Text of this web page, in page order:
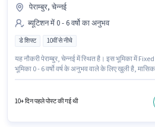
पेराम्बुर, चेन्नई
ब्यूटिशन में 0 - 6 वर्षो का अनुभव
डे शिफ्ट 10वीं से नीचे
यह नौकरी पेराम्बुर, चेन्नई में स्थित है। इस भूमिका में
भूमिका 0 - 6 वर्षो वर्ष के अनुभव वाले के लिए खुली है,
इस भूमिका के लिए उपयुक्त हैं।
10+ दिन पहले पोस्ट की गई थी